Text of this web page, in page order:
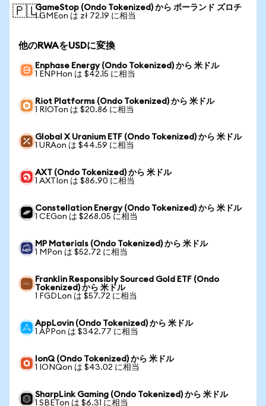
🇵🇱GameStop (Ondo Tokenized) から ポーランド ズロチ
1 GMEon は zł 72.19 に相当
他のRWAをUSDに変換
Enphase Energy (Ondo Tokenized) から 米ドル
1 ENPHon は $42.15 に相当
Riot Platforms (Ondo Tokenized) から 米ドル
1 RIOTon は $20.86 に相当
Global X Uranium ETF (Ondo Tokenized) から 米ドル
1 URAon は $44.59 に相当
AXT (Ondo Tokenized) から 米ドル
1 AXTIon は $86.90 に相当
Constellation Energy (Ondo Tokenized) から 米ドル
1 CEGon は $268.05 に相当
MP Materials (Ondo Tokenized) から 米ドル
1 MPon は $52.72 に相当
Franklin Responsibly Sourced Gold ETF (Ondo
Tokenized) から 米ドル
1 FGDLon は $57.72 に相当
AppLovin (Ondo Tokenized) から 米ドル
1 APPon は $342.77 に相当
IonQ (Ondo Tokenized) から 米ドル
1 IONQon は $43.02 に相当
SharpLink Gaming (Ondo Tokenized) から 米ドル
1 SBETon は $6.31 に相当